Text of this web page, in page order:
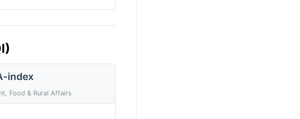
index
Food & Rural Affairs